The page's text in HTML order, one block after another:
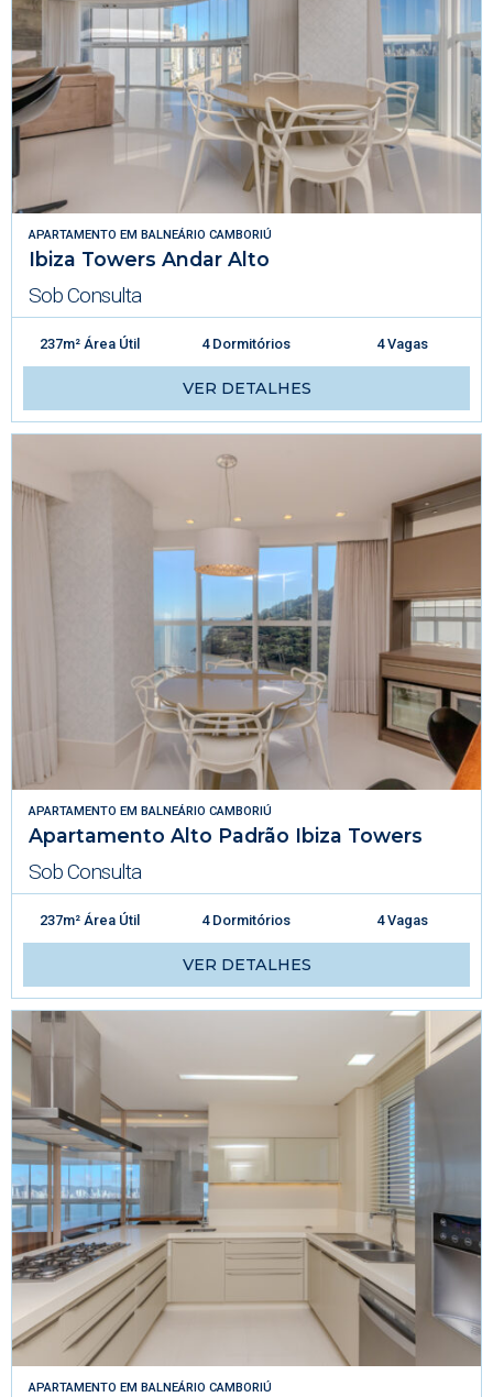
APARTAMENTO EM BALNEÁRIO CAMBORIÚ
Ibiza Towers Andar Alto
Sob Consulta
237m² Área Útil 4 Dormitórios 4 Vagas
VER DETALHES
APARTAMENTO EM BALNEÁRIO CAMBORIÚ
Apartamento Alto Padrão Ibiza Towers
Sob Consulta
237m² Área Útil 4 Dormitórios 4 Vagas
VER DETALHES
APARTAMENTO EM BALNEÁRIO CAMBORIÚ